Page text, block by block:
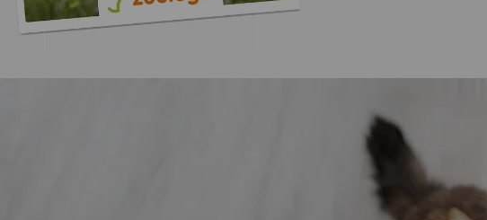
„Gute Erfahrung mit
Zoologo,schnelle Lieferung, alles
top“